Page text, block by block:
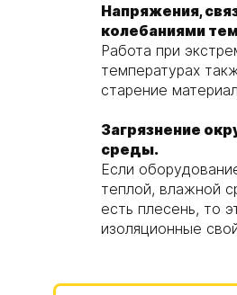
Напряжения,
колебаниями
Работа при
температурах
старение
Загрязнение
среды.
Если
теплой, влажной
есть плесень, то
изоляционные